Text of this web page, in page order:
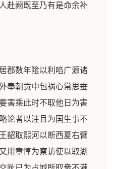
赴阙既至乃有是命余补
郡数年隂以利啗广源诸
奉朝贡中包祸心常思蚕
害乘此时不取他日为害
论者以注且为国生事不
韶取熙河以断西夏右臂
用章惇为察访使以取湖